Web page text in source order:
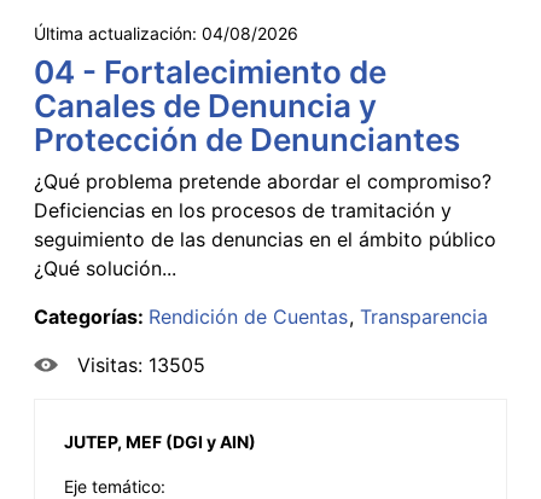
Última actualización: 04/08/2026
04 - Fortalecimiento de
Canales de Denuncia y
Protección de Denunciantes
¿Qué problema pretende abordar el compromiso?
Deficiencias en los procesos de tramitación y
seguimiento de las denuncias en el ámbito público
¿Qué solución...
Categorías: Rendición de Cuentas Transparencia
Visitas: 13505
JUTEP, MEF (DGI y AIN)
Eje temático: